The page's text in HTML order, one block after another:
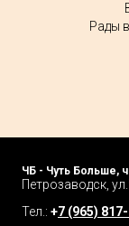
Рады
ЧБ - Чуть Больше,
Петрозаводск,
Тел.: +7 (965)